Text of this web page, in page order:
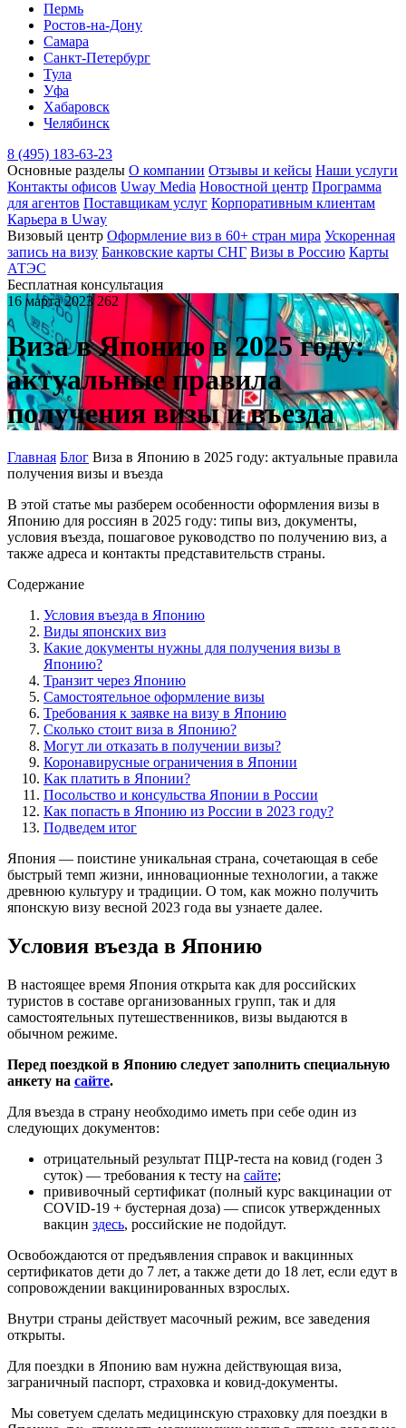
Пермь
Ростов-на-Дону
Самара
Санкт-Петербург
Тула
Уфа
Хабаровск
Челябинск
8 (495) 183-63-23
Основные разделы О компании Отзывы и кейсы Наши услуги
Контакты офисов Uway Media Новостной центр Программа
для агентов Поставщикам услуг Корпоративным клиентам
Карьера в Uway
Визовый центр Оформление виз в 60+ стран мира Ускоренная
запись на визу Банковские карты СНГ Визы в Россию Карты
АТЭС
Бесплатная консультация
16 марта 2023 262
Виза в Японию в 2025 году:
актуальные правила
получения визы и въезда
Главная Блог Виза в Японию в 2025 году: актуальные правила
получения визы и въезда
В этой статье мы разберем особенности оформления визы в
Японию для россиян в 2025 году: типы виз, документы,
условия въезда, пошаговое руководство по получению виз, а
также адреса и контакты представительств страны.
Содержание
Условия въезда в Японию
Виды японских виз
Какие документы нужны для получения визы в
Японию?
Транзит через Японию
Самостоятельное оформление визы
Требования к заявке на визу в Японию
Сколько стоит виза в Японию?
Могут ли отказать в получении визы?
Коронавирусные ограничения в Японии
Как платить в Японии?
Посольство и консульства Японии в России
Как попасть в Японию из России в 2023 году?
Подведем итог
Япония — поистине уникальная страна, сочетающая в себе
быстрый темп жизни, инновационные технологии, а также
древнюю культуру и традиции. О том, как можно получить
японскую визу весной 2023 года вы узнаете далее.
Условия въезда в Японию
В настоящее время Япония открыта как для российских
туристов в составе организованных групп, так и для
самостоятельных путешественников, визы выдаются в
обычном режиме.
Перед поездкой в Японию следует заполнить специальную
анкету на сайте.
Для въезда в страну необходимо иметь при себе один из
следующих документов:
отрицательный результат ПЦР-теста на ковид (годен 3
суток) — требования к тесту на сайте;
прививочный сертификат (полный курс вакцинации от
COVID-19 + бустерная доза) — список утвержденных
вакцин здесь, российские не подойдут.
Освобождаются от предъявления справок и вакцинных
сертификатов дети до 7 лет, а также дети до 18 лет, если едут в
сопровождении вакцинированных взрослых.
Внутри страны действует масочный режим, все заведения
открыты.
Для поездки в Японию вам нужна действующая виза,
заграничный паспорт, страховка и ковид-документы.
Мы советуем сделать медицинскую страховку для поездки в